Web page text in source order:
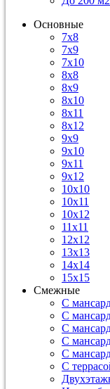
Основные
7х8
7х9
7х10
8х8
8х9
8х10
8х11
8х12
9х9
9х10
9х11
9х12
10х10
10х11
10х12
11х11
12х12
13х13
14х14
15х15
Смежные
С
С
С
С
С
С